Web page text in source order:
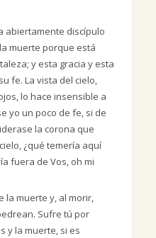
abiertamente discípulo
muerte porque está
y esta gracia y esta
fe. La vista del cielo,
lo hace insensible a
yo un poco de fe, si de
la corona que
¿qué temería aquí
fuera de Vos, oh mi
la muerte y, al morir,
Sufre tú por
y la muerte, si es